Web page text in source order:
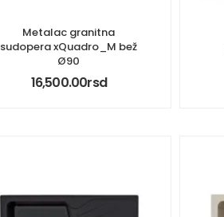
Metalac granitna
sudopera xQuadro_M bež
Ø90
16,500.00rsd